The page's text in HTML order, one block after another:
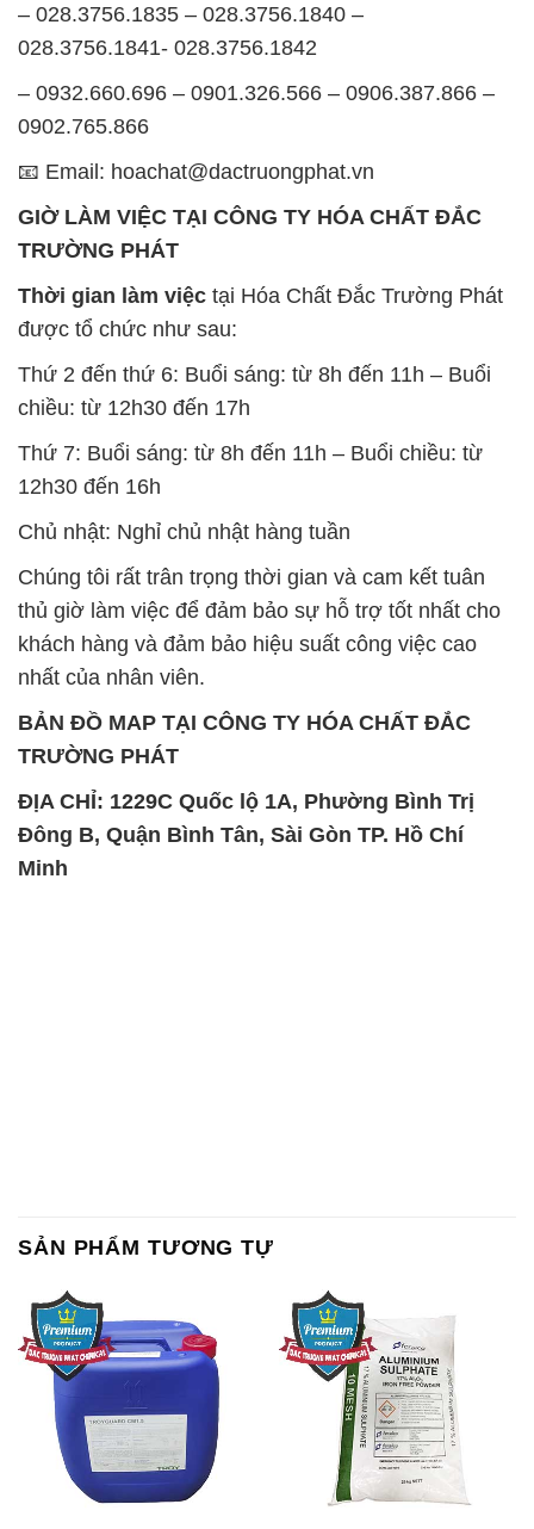
– 028.3756.1835 – 028.3756.1840 –
028.3756.1841- 028.3756.1842
– 0932.660.696 – 0901.326.566 – 0906.387.866 –
0902.765.866
📧 Email: hoachat@dactruongphat.vn
GIỜ LÀM VIỆC TẠI CÔNG TY HÓA CHẤT ĐẮC
TRƯỜNG PHÁT
Thời gian làm việc tại Hóa Chất Đắc Trường Phát
được tổ chức như sau:
Thứ 2 đến thứ 6: Buổi sáng: từ 8h đến 11h – Buổi
chiều: từ 12h30 đến 17h
Thứ 7: Buổi sáng: từ 8h đến 11h – Buổi chiều: từ
12h30 đến 16h
Chủ nhật: Nghỉ chủ nhật hàng tuần
Chúng tôi rất trân trọng thời gian và cam kết tuân
thủ giờ làm việc để đảm bảo sự hỗ trợ tốt nhất cho
khách hàng và đảm bảo hiệu suất công việc cao
nhất của nhân viên.
BẢN ĐỒ MAP TẠI CÔNG TY HÓA CHẤT ĐẮC
TRƯỜNG PHÁT
ĐỊA CHỈ: 1229C Quốc lộ 1A, Phường Bình Trị
Đông B, Quận Bình Tân, Sài Gòn TP. Hồ Chí
Minh
SẢN PHẨM TƯƠNG TỰ